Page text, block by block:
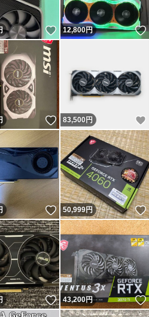
いいね！
12,800円
いいね！
83,500 円
いいね！
50,999円
いいね！
43,200円